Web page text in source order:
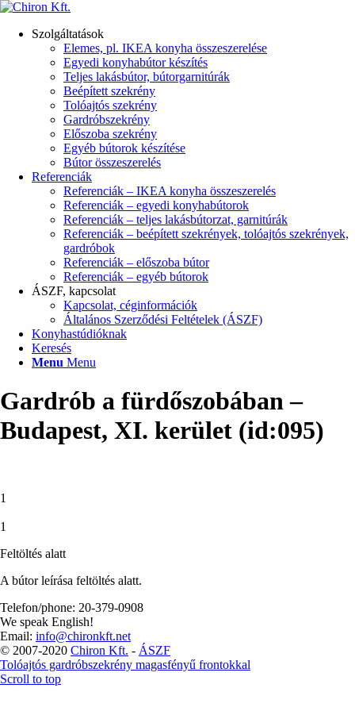
Szolgáltatások
Elemes, pl. IKEA konyha összeszerelése
Egyedi konyhabútor készítés
Teljes lakásbútor, bútorgarnitúrák
Beépített szekrény
Tolóajtós szekrény
Gardróbszekrény
Előszoba szekrény
Egyéb bútorok készítése
Bútor összeszerelés
Referenciák
Referenciák – IKEA konyha összeszerelés
Referenciák – egyedi konyhabútorok
Referenciák – teljes lakásbútorzat, garnitúrák
Referenciák – beépített szekrények, tolóajtós szekrények,
gardróbok
Referenciák – előszoba bútor
Referenciák – egyéb bútorok
ÁSZF, kapcsolat
Kapcsolat, céginformációk
Általános Szerződési Feltételek (ÁSZF)
Konyhastúdióknak
Keresés
Menu Menu
Gardrób a fürdőszobában –
Budapest, XI. kerület (id:095)
1
1
Feltöltés alatt
A bútor leírása feltöltés alatt.
Telefon/phone: 20-379-0908
We speak English!
Email: info@chironkft.net
© 2007-2020 Chiron Kft. - ÁSZF
Tolóajtós gardróbszekrény magasfényű frontokkal
Scroll to top